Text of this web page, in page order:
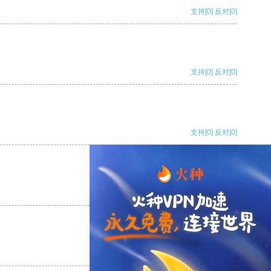
支持[0] 反对[0]
支持[0] 反对[0]
支持[0] 反对[0]
支持 反对
[0]